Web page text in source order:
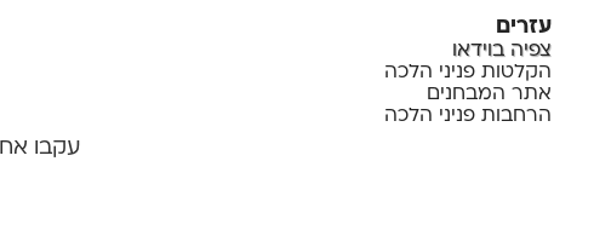
עזרים
צפיה בוידאו
הקלטות פניני הלכה
אתר המבחנים
הרחבות פניני הלכה
עקבו